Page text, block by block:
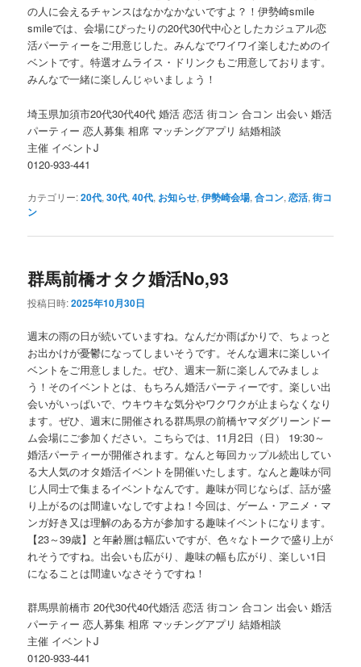
の人に会えるチャンスはなかなかないですよ？！伊勢崎smile
smileでは、会場にぴったりの20代30代中心としたカジュアル恋
活パーティーをご用意じした。みんなでワイワイ楽しむためのイ
ベントです。特選オムライス・ドリンクもご用意しております。
みんなで一緒に楽しんじゃいましょう！
埼玉県加須市20代30代40代 婚活 恋活 街コン 合コン 出会い 婚活
パーティー 恋人募集 相席 マッチングアプリ 結婚相談
主催 イベントJ
0120-933-441
カテゴリー:20代,30代,40代, お知らせ,伊勢崎会場,合コン,恋活,街コ
ン
群馬前橋オタク婚活No,93
投稿日時:2025年10月30日
週末の雨の日が続いていますね。なんだか雨ばかりで、ちょっと
お出かけが憂鬱になってしまいそうです。そんな週末に楽しいイ
ベントをご用意しました。ぜひ、週末一新に楽しんでみましょ
う！そのイベントとは、もちろん婚活パーティーです。楽しい出
会いがいっぱいで、ウキウキな気分やワクワクが止まらなくなり
ます。ぜひ、週末に開催される群馬県の前橋ヤマダグリーンドー
ム会場にご参加ください。こちらでは、11月2日（日） 19:30～
婚活パーティーが開催されます。なんと毎回カップル続出してい
る大人気のオタ婚活イベントを開催いたします。なんと趣味が同
じ人同士で集まるイベントなんです。趣味が同じならば、話が盛
り上がるのは間違いなしですよね！今回は、ゲーム・アニメ・マ
ンガ好き又は理解のある方が参加する趣味イベントになります。
【23～39歳】と年齢層は幅広いですが、色々なトークで盛り上が
れそうですね。出会いも広がり、趣味の幅も広がり、楽しい1日
になることは間違いなさそうですね！
群馬県前橋市 20代30代40代婚活 恋活 街コン 合コン 出会い 婚活
パーティー 恋人募集 相席 マッチングアプリ 結婚相談
主催 イベントJ
0120-933-441